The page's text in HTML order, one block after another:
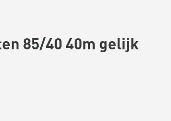
85/40 40m gelijk